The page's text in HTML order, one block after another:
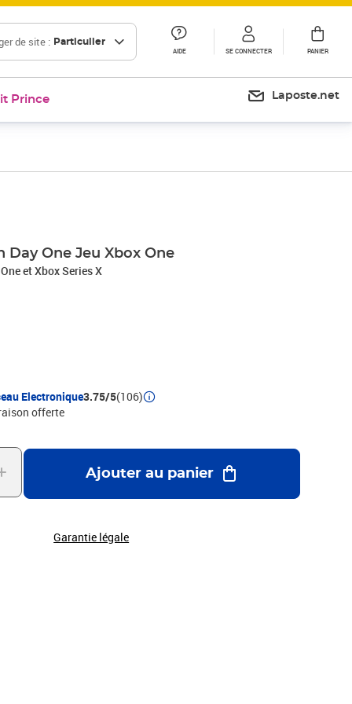
de site : Particulier
AIDE SE CONNECTER PANIER
Prince Laposte.net
One Jeu Xbox One
et Xbox Series X
Electronique3.75/5(106)
offerte
Ajouter au panier
Garantie légale